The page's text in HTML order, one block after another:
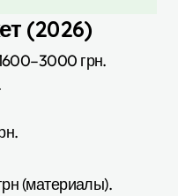
(2026)
грн.
(материалы).